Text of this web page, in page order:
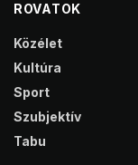
ROVATOK
Közélet
Kultúra
Sport
Szubjektív
Tabu